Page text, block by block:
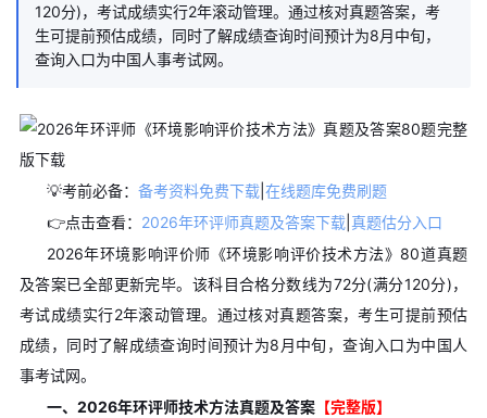
120分)，考试成绩实行2年滚动管理。通过核对真题答案，考
生可提前预估成绩，同时了解成绩查询时间预计为8月中旬，
查询入口为中国人事考试网。
💡考前必备： 备考资料免费下载| 在线题库免费刷题
👉点击查看： 2026年环评师真题及答案下载| 真题估分入口
2026年环境影响评价师《环境影响评价技术方法》80道真题
及答案已全部更新完毕。该科目合格分数线为72分(满分120分)，
考试成绩实行2年滚动管理。通过核对真题答案，考生可提前预估
成绩，同时了解成绩查询时间预计为8月中旬，查询入口为中国人
事考试网。
一、2026年环评师技术方法真题及答案【完整版】